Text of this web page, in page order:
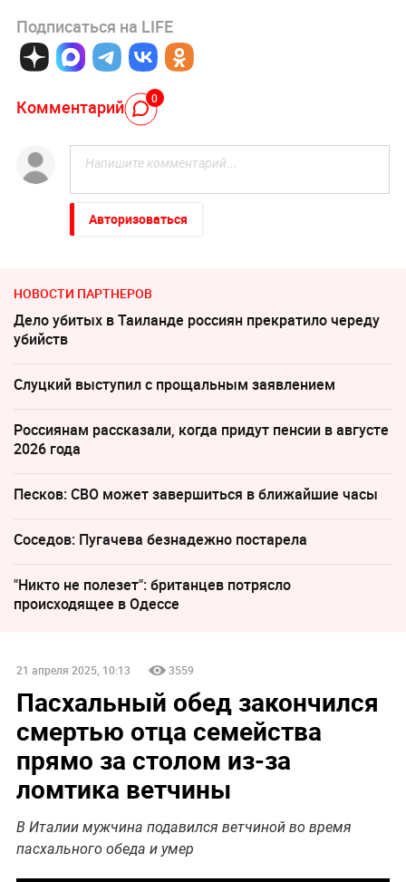
Подписаться на LIFE
Комментарий 0
Авторизоваться
НОВОСТИ ПАРТНЕРОВ
Дело убитых в Таиланде россиян прекратило череду
убийств
Слуцкий выступил с прощальным заявлением
Россиянам рассказали, когда придут пенсии в августе
2026 года
Песков: СВО может завершиться в ближайшие часы
Соседов: Пугачева безнадежно постарела
"Никто не полезет": британцев потрясло
происходящее в Одессе
21 апреля 2025, 10:13 3559
Пасхальный обед закончился
смертью отца семейства
прямо за столом из-за
ломтика ветчины
В Италии мужчина подавился ветчиной во время
пасхального обеда и умер